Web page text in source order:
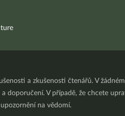
a zkušenosti čtenářů. V
doporučení. V případě, že chcete
na vědomí.